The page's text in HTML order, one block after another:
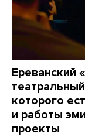
Ереванский
которого
и работы
проекты